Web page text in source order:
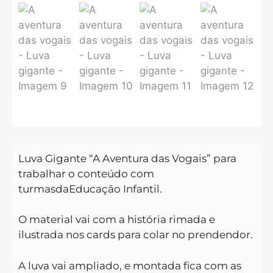
Luva Gigante “A Aventura das Vogais” para
trabalhar o conteúdo com
turmasdaEducação Infantil.
O material vai com a história rimada e
ilustrada nos cards para colar no prendendor.
A luva vai ampliado, e montada fica com as